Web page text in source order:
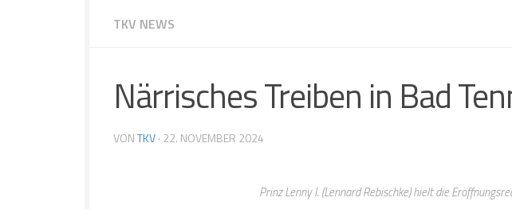
TKV NEWS
Närrisches Treiben in Bad
VONTKV· 22. NOVEMBER 2024
Prinz Lenny I. (Lennard Rebischke) hielt die